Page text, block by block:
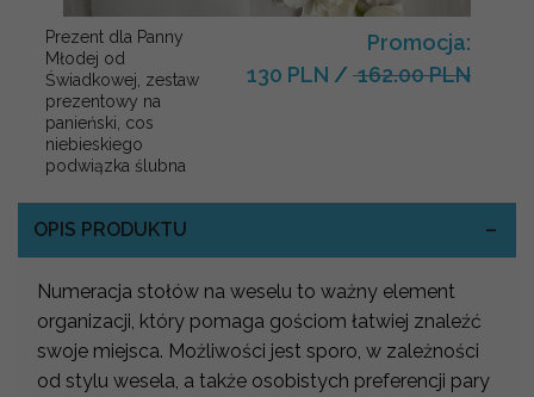
Prezent dla Panny
Młodej od
Świadkowej, zestaw
prezentowy na
panieński, cos
niebieskiego
podwiązka ślubna
Promocja:
130 PLN / 162.00 PLN
OPIS PRODUKTU
Numeracja stołów na weselu to ważny element
organizacji, który pomaga gościom łatwiej znaleźć
swoje miejsca. Możliwości jest sporo, w zależności
od stylu wesela, a także osobistych preferencji pary